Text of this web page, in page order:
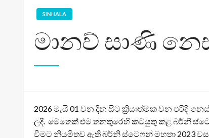
SINHALA
මානව් සාණි
2026 මැයි 01 වන දින සිට ක්‍රියාත්මක වන පරිදි
ලදී. මෙතෙක් එම තනතුරෙහි කටයුතු කළ බර්නි
වීමට නියමිතව ඇති බර්නි ස්ටෙෆන් මහතා 2023